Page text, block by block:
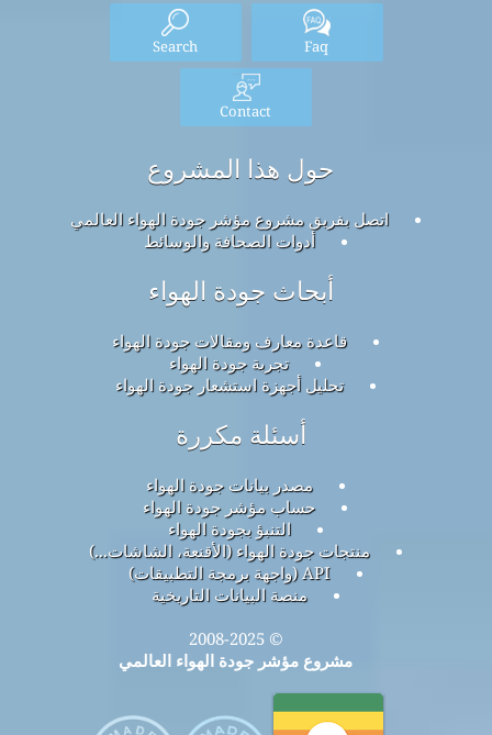
Faq
Search
Contact
حول هذا المشروع
اتصل بفريق مشروع مؤشر جودة الهواء العالمي
أدوات الصحافة والوسائط
أبحاث جودة الهواء
قاعدة معارف ومقالات جودة الهواء
تجربة جودة الهواء
تحليل أجهزة استشعار جودة الهواء
أسئلة مكررة
مصدر بيانات جودة الهواء
حساب مؤشر جودة الهواء
التنبؤ بجودة الهواء
منتجات جودة الهواء (الأقنعة، الشاشات...)
API (واجهة برمجة التطبيقات)
منصة البيانات التاريخية
© 2008-2025
مشروع مؤشر جودة الهواء العالمي